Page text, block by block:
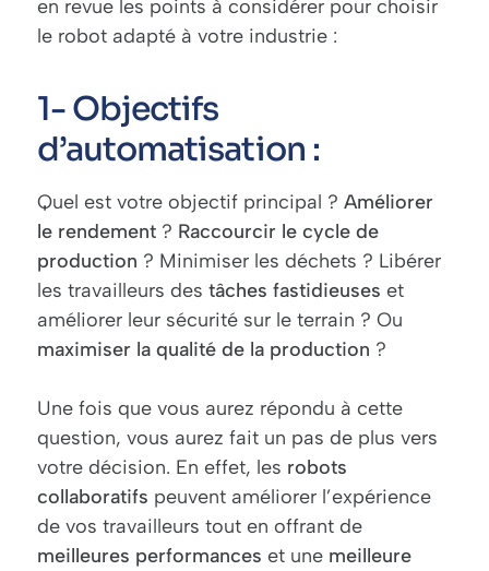
en revue les points à considérer pour choisir
le robot adapté à votre industrie :
1- Objectifs
d’automatisation :
Quel est votre objectif principal ? Améliorer
le rendement ? Raccourcir le cycle de
production ? Minimiser les déchets ? Libérer
les travailleurs des tâches fastidieuses et
améliorer leur sécurité sur le terrain ? Ou
maximiser la qualité de la production ?
Une fois que vous aurez répondu à cette
question, vous aurez fait un pas de plus vers
votre décision. En effet, les robots
collaboratifs peuvent améliorer l’expérience
de vos travailleurs tout en offrant de
meilleures performances et une meilleure